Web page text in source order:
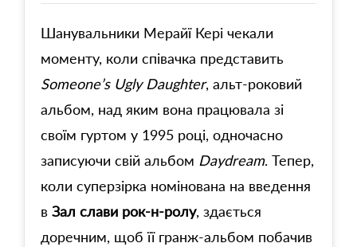
Шанувальники Мерайї Кері чекали
моменту, коли співачка представить
Someone’s Ugly Daughter, альт-роковий
альбом, над яким вона працювала зі
своїм гуртом у 1995 році, одночасно
записуючи свій альбом Daydream. Тепер,
коли суперзірка номінована на введення
в Зал слави рок-н-ролу, здається
доречним, щоб її гранж-альбом побачив